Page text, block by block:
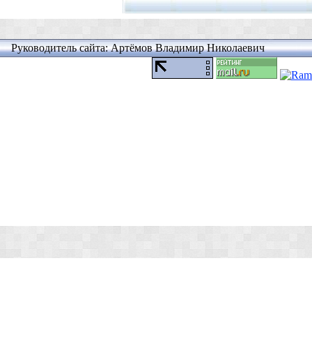
Руководитель сайта: Артёмов Владимир Николаевич